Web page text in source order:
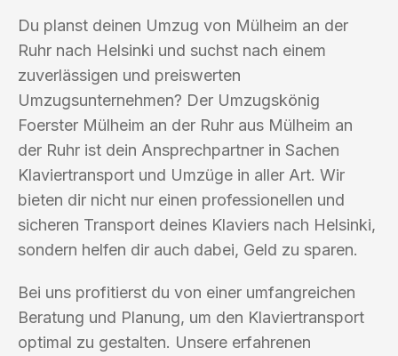
Du planst deinen Umzug von Mülheim an der
Ruhr nach Helsinki und suchst nach einem
zuverlässigen und preiswerten
Umzugsunternehmen? Der Umzugskönig
Foerster Mülheim an der Ruhr aus Mülheim an
der Ruhr ist dein Ansprechpartner in Sachen
Klaviertransport und Umzüge in aller Art. Wir
bieten dir nicht nur einen professionellen und
sicheren Transport deines Klaviers nach Helsinki,
sondern helfen dir auch dabei, Geld zu sparen.
Bei uns profitierst du von einer umfangreichen
Beratung und Planung, um den Klaviertransport
optimal zu gestalten. Unsere erfahrenen